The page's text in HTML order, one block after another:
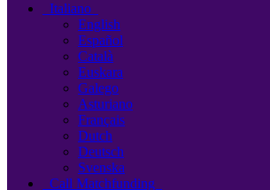
Italiano
English
Español
Català
Euskara
Galego
Asturiano
Français
Dutch
Deutsch
Svenska
Call Matchfunding